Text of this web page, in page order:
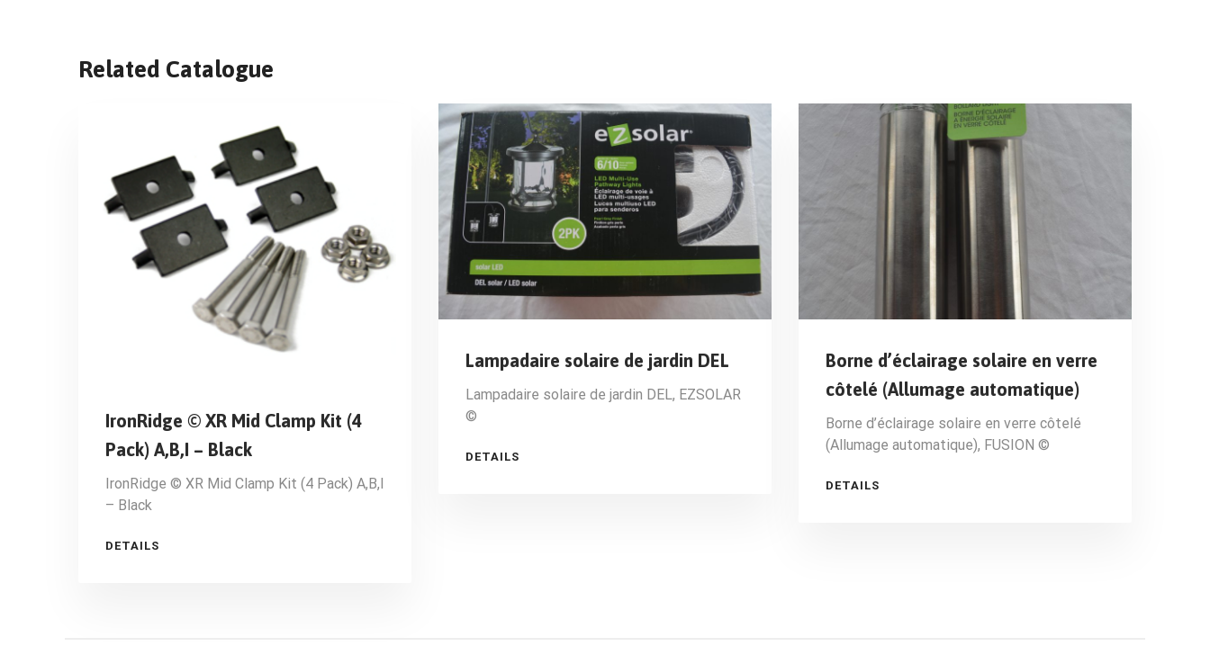
Related Catalogue
IronRidge © XR Mid Clamp Kit (4
Pack) A,B,I – Black
IronRidge © XR Mid Clamp Kit (4 Pack) A,B,I
– Black
DETAILS
Lampadaire solaire de jardin DEL
Lampadaire solaire de jardin DEL, EZSOLAR
©
DETAILS
Borne d’éclairage solaire en verre
côtelé (Allumage automatique)
Borne d’éclairage solaire en verre côtelé
(Allumage automatique), FUSION ©
DETAILS